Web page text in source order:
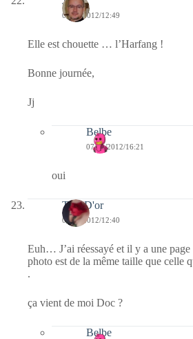
07/01/2012/12:49
Elle est chouette … l’Harfang !
Bonne journée,
Jj
Belbe
07/01/2012/16:21
oui
Titia D'or
07/01/2012/12:40
Euh… J’ai réessayé et il y a une page
photo est de la même taille que celle
.
ça vient de moi Doc ?
Belbe